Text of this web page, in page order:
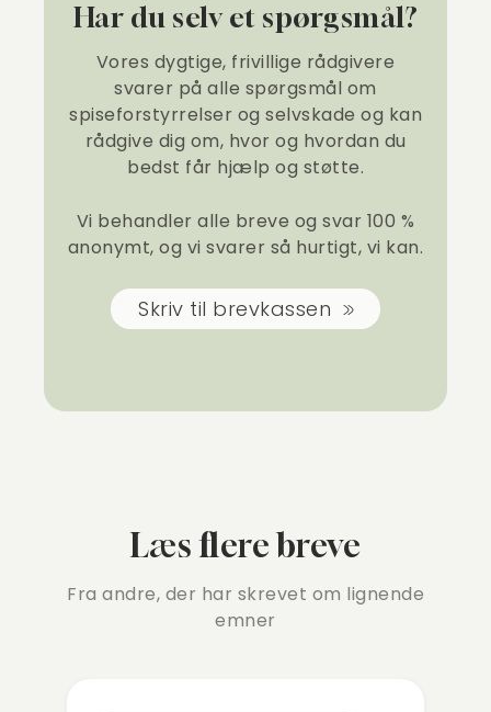
Har du selv et spørgsmål?
Vores dygtige, frivillige rådgivere
svarer på alle spørgsmål om
spiseforstyrrelser og selvskade og kan
rådgive dig om, hvor og hvordan du
bedst får hjælp og støtte.
Vi behandler alle breve og svar 100 %
anonymt, og vi svarer så hurtigt, vi kan.
Skriv til brevkassen
Læs flere breve
Fra andre, der har skrevet om lignende
emner